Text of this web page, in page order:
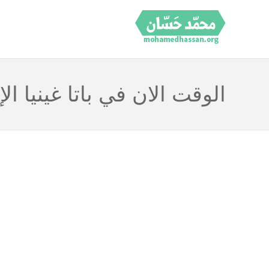
الوقت الان في باتا غينيا